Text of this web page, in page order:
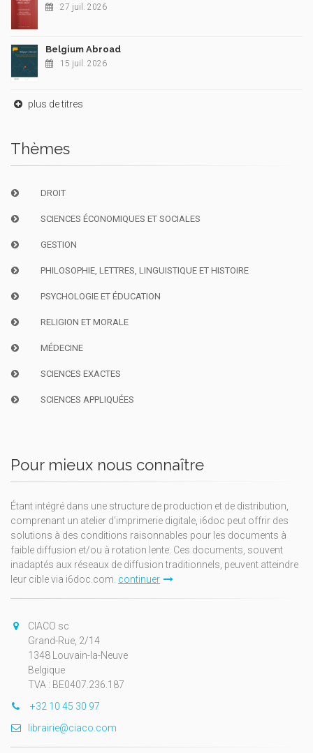
27 juil. 2026
Belgium Abroad
15 juil. 2026
plus de titres
Thèmes
DROIT
SCIENCES ÉCONOMIQUES ET SOCIALES
GESTION
PHILOSOPHIE, LETTRES, LINGUISTIQUE ET HISTOIRE
PSYCHOLOGIE ET ÉDUCATION
RELIGION ET MORALE
MÉDECINE
SCIENCES EXACTES
SCIENCES APPLIQUÉES
Pour mieux nous connaître
Étant intégré dans une structure de production et de distribution,
comprenant un atelier d'imprimerie digitale, i6doc peut offrir des
solutions à des conditions raisonnables pour les documents à
faible diffusion et/ou à rotation lente. Ces documents, souvent
inadaptés aux réseaux de diffusion traditionnels, peuvent atteindre
leur cible via i6doc.com. continuer
CIACO sc
Grand-Rue, 2/14
1348 Louvain-la-Neuve
Belgique
TVA : BE0407.236.187
+32 10 45 30 97
librairie@ciaco.com